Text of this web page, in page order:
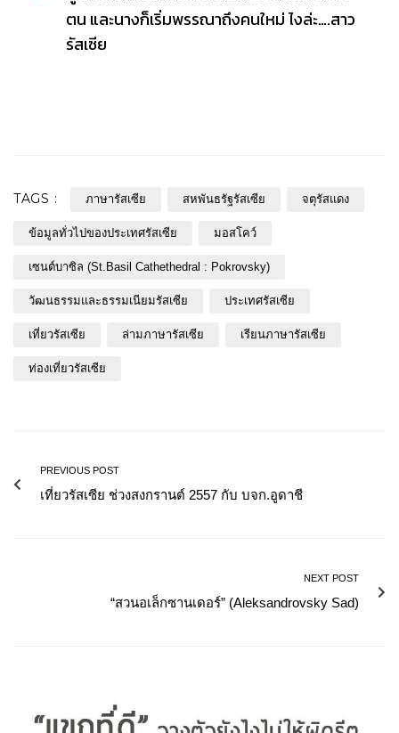
ตน และนางก็เริ่มพรรณาถึงคนใหม่ ไงล่ะ….สาว
รัสเซีย
TAGS : ภาษารัสเซีย สหพันธรัฐรัสเซีย จตุรัสแดง
ข้อมูลทั่วไปของประเทศรัสเซีย มอสโคว์
เซนต์บาซิล (St.Basil Cathethedral : Pokrovsky)
วัฒนธรรมและธรรมเนียมรัสเซีย ประเทศรัสเซีย
เที่ยวรัสเซีย ล่ามภาษารัสเซีย เรียนภาษารัสเซีย
ท่องเที่ยวรัสเซีย
PREVIOUS POST
เที่ยวรัสเซีย ช่วงสงกรานต์ 2557 กับ บจก.อูดาชี
NEXT POST
“สวนอเล็กซานเดอร์” (Aleksandrovsky Sad)